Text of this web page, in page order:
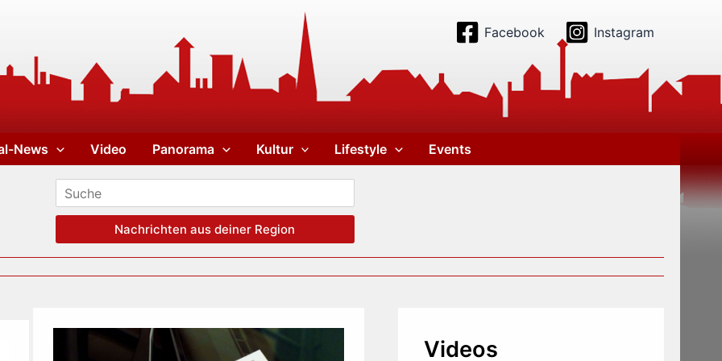
Facebook Instagram
News Video Panorama Kultur Lifestyle Events
Nachrichten aus deiner Region
Videos